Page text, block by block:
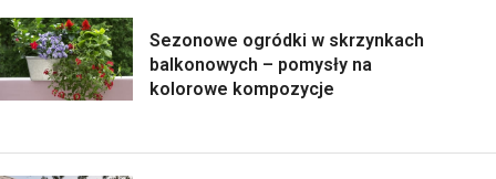
Sezonowe ogródki w skrzynkach
balkonowych – pomysły na
kolorowe kompozycje